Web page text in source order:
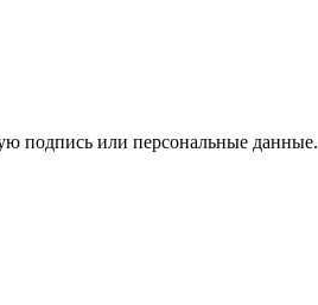
подпись или персональные данные.